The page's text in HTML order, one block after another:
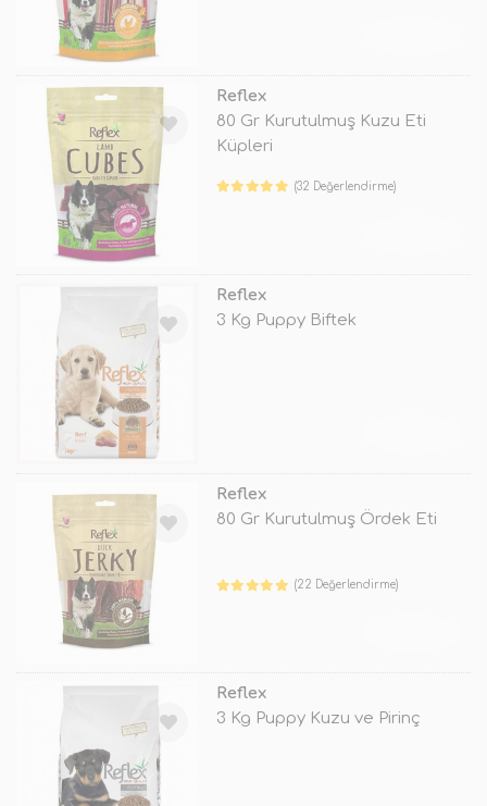
Reflex
80 Gr Kurutulmuş Kuzu Eti
Küpleri
(32 Değerlendirme)
Reflex
3 Kg Puppy Biftek
Reflex
80 Gr Kurutulmuş Ördek Eti
(22 Değerlendirme)
Reflex
3 Kg Puppy Kuzu ve Pirinç